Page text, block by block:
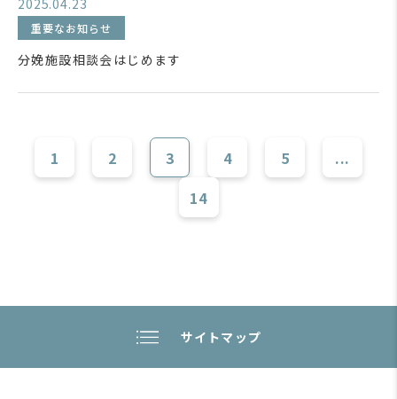
2025.04.23
重要なお知らせ
分娩施設相談会はじめます
1 2 3 4 5
...
14
サイトマップ